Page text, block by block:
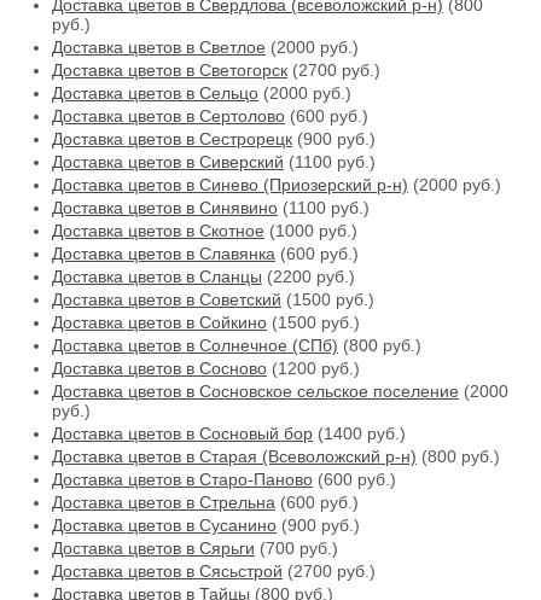
Доставка цветов в Свердлова (всеволожский р-н) (800
руб.)
Доставка цветов в Светлое (2000 руб.)
Доставка цветов в Светогорск (2700 руб.)
Доставка цветов в Сельцо (2000 руб.)
Доставка цветов в Сертолово (600 руб.)
Доставка цветов в Сестрорецк (900 руб.)
Доставка цветов в Сиверский (1100 руб.)
Доставка цветов в Синево (Приозерский р-н) (2000 руб.)
Доставка цветов в Синявино (1100 руб.)
Доставка цветов в Скотное (1000 руб.)
Доставка цветов в Славянка (600 руб.)
Доставка цветов в Сланцы (2200 руб.)
Доставка цветов в Советский (1500 руб.)
Доставка цветов в Сойкино (1500 руб.)
Доставка цветов в Солнечное (СПб) (800 руб.)
Доставка цветов в Сосново (1200 руб.)
Доставка цветов в Сосновское сельское поселение (2000
руб.)
Доставка цветов в Сосновый бор (1400 руб.)
Доставка цветов в Старая (Всеволожский р-н) (800 руб.)
Доставка цветов в Старо-Паново (600 руб.)
Доставка цветов в Стрельна (600 руб.)
Доставка цветов в Сусанино (900 руб.)
Доставка цветов в Сярьги (700 руб.)
Доставка цветов в Сясьстрой (2700 руб.)
Доставка цветов в Тайцы (800 руб.)